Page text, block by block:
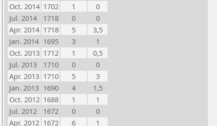
Oct. 2014 1702 1
0
Jul. 2014
1718 0
0
Apr. 2014 1718 5
3,5
Jan. 2014 1695 3
1
Oct. 2013 1712 1
0,5
Jul. 2013
1710 0
0
Apr. 2013 1710 5
3
Jan. 2013 1690 4
1,5
Oct. 2012 1688 1
1
Jul. 2012
1672 0
0
Apr. 2012 1672 6
1